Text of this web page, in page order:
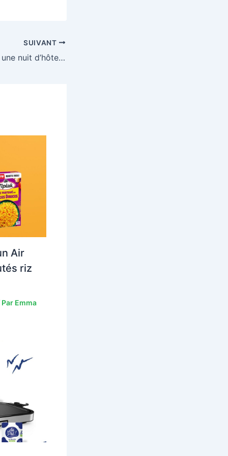
SUIVANT
Tentez de gagner une nuit d’hôtel pour deux personnes à Nice
Air
riz
Emma